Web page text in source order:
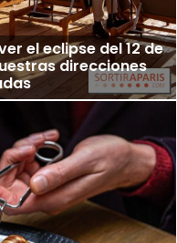
el eclipse del 12 de
direcciones